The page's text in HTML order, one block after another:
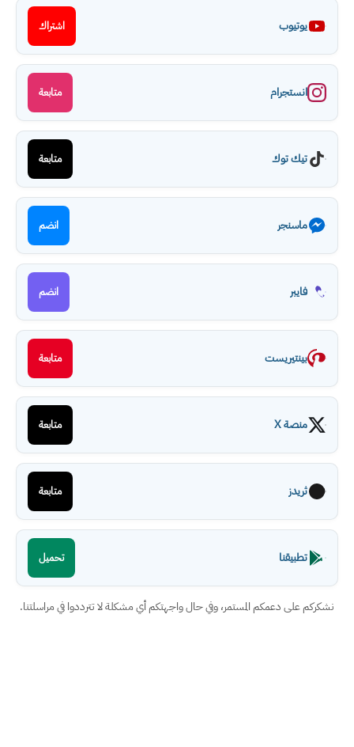
يوتيوب اشتراك
انستجرام متابعة
تيك توك متابعة
ماسنجر انضم
فايبر انضم
بينتيريست متابعة
منصة X متابعة
ثريدز متابعة
تطبيقنا تحميل
نشكركم على دعمكم المستمر، وفي حال واجهتكم أي مشكلة لا تترددوا في مراسلتنا.